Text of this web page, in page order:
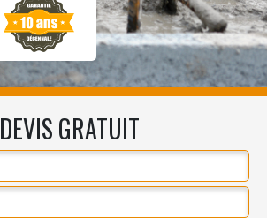
DEVIS GRATUIT